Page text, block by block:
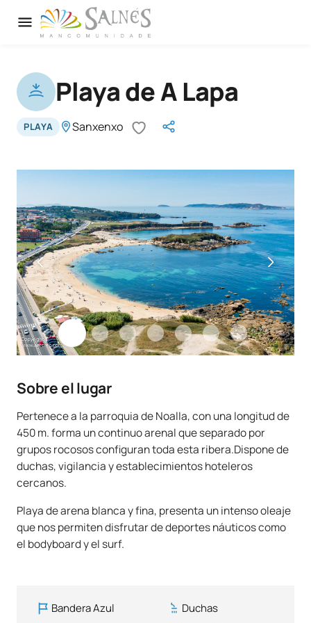
Playa de A Lapa
PLAYA Sanxenxo
Sobre el lugar
Pertenece a la parroquia de Noalla, con una longitud de
450 m. forma un continuo arenal que separado por
grupos rocosos configuran toda esta ribera.Dispone de
duchas, vigilancia y establecimientos hoteleros
cercanos.
Playa de arena blanca y fina, presenta un intenso oleaje
que nos permiten disfrutar de deportes náuticos como
el bodyboard y el surf.
Bandera Azul
Duchas